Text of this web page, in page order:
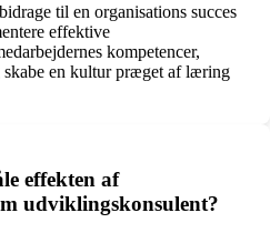
til en organisations succes
effektive
kompetencer,
skabe en kultur præget af læring
effekten af
udviklingskonsulent?